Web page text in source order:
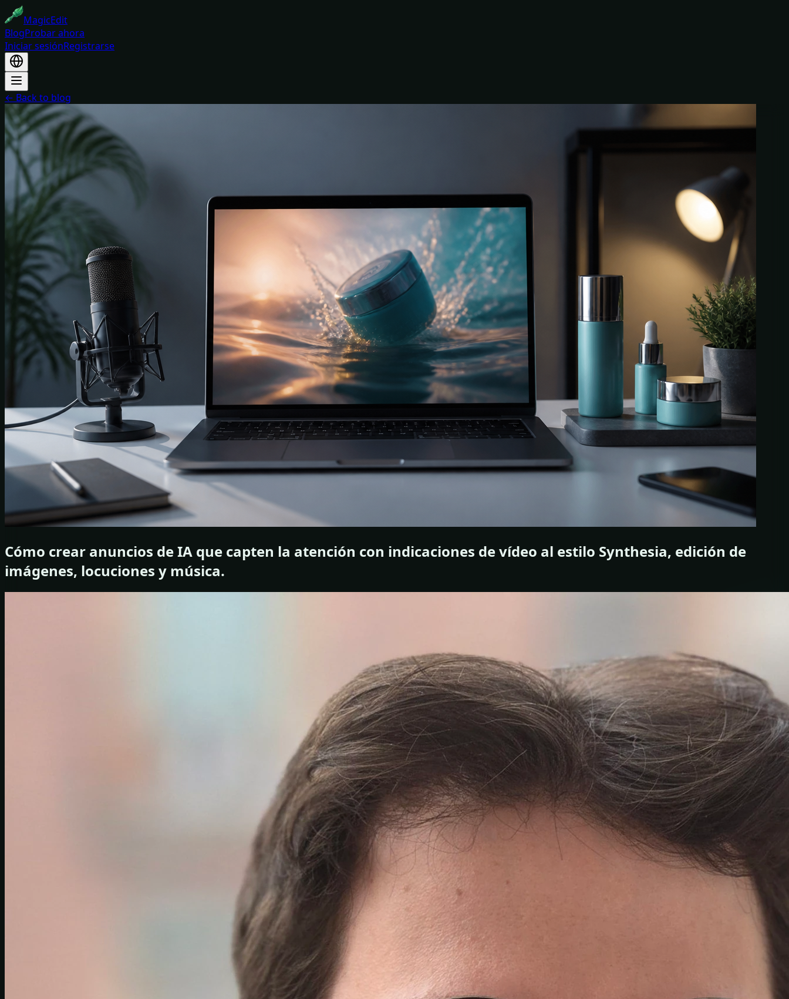
MagicEdit
BlogProbar ahora
Iniciar sesiónRegistrarse
← Back to blog
Cómo crear anuncios de IA que capten la atención con indicaciones de vídeo al estilo Synthesia, edición de
imágenes, locuciones y música.